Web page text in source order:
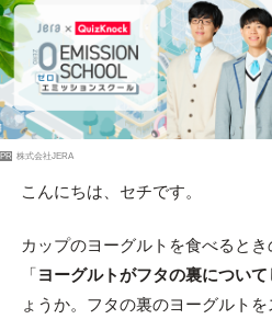
PR 株式会社JERA
こんにちは、セチです。
カップのヨーグルトを食べるとき
「 ヨーグルトがフタの裏について
ょうか。フタの裏のヨーグルト